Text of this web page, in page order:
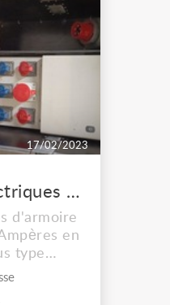
! Si
de nous
17/02/2023
armoires electriques 125A tri prestation
d'armoire
en
type